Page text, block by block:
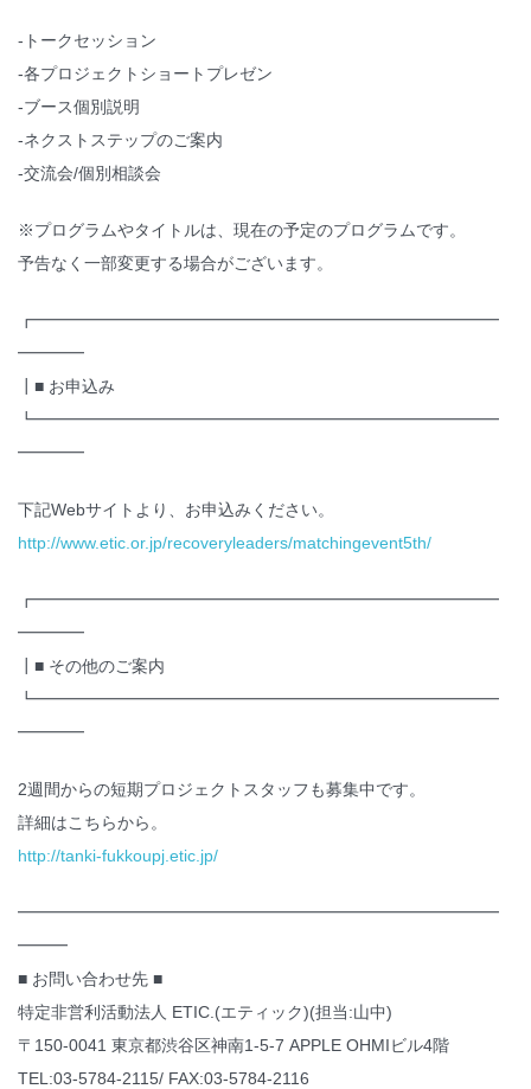
-トークセッション
-各プロジェクトショートプレゼン
-ブース個別説明
-ネクストステップのご案内
-交流会/個別相談会
※プログラムやタイトルは、現在の予定のプログラムです。
予告なく一部変更する場合がございます。
┏━━━━━━━━━━━━━━━━━━━━━━━━━━━━
━━━━
┃■ お申込み
┗━━━━━━━━━━━━━━━━━━━━━━━━━━━━
━━━━
下記Webサイトより、お申込みください。
http://www.etic.or.jp/recoveryleaders/matchingevent5th/
┏━━━━━━━━━━━━━━━━━━━━━━━━━━━━
━━━━
┃■ その他のご案内
┗━━━━━━━━━━━━━━━━━━━━━━━━━━━━
━━━━
2週間からの短期プロジェクトスタッフも募集中です。
詳細はこちらから。
http://tanki-fukkoupj.etic.jp/
━━━━━━━━━━━━━━━━━━━━━━━━━━━━━
━━━
■ お問い合わせ先 ■
特定非営利活動法人 ETIC.(エティック)(担当:山中)
〒150-0041 東京都渋谷区神南1-5-7 APPLE OHMIビル4階
TEL:03-5784-2115/ FAX:03-5784-2116